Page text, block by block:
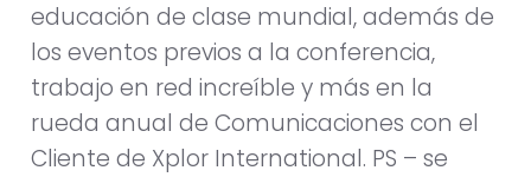
educación de clase mundial, además de
los eventos previos a la conferencia,
trabajo en red increíble y más en la
rueda anual de Comunicaciones con el
Cliente de Xplor International. PS – se